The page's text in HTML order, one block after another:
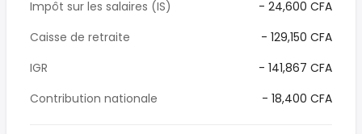
Impôt sur les salaires (IS)
- 24,600 CFA
Caisse de retraite
- 129,150 CFA
IGR
- 141,867 CFA
Contribution nationale
- 18,400 CFA